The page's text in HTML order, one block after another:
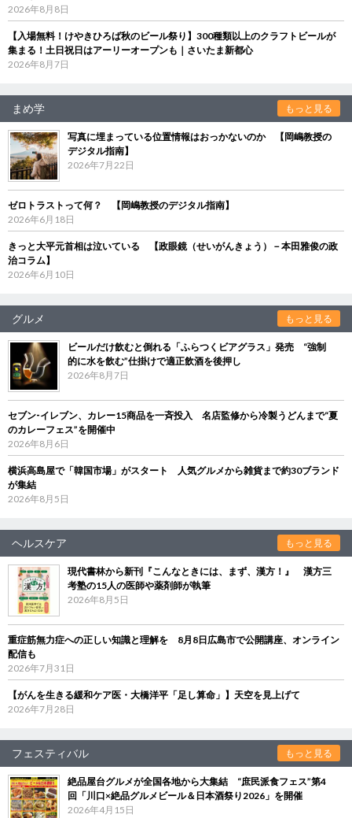
2026年8月8日
【入場無料！けやきひろば秋のビール祭り】300種類以上のクラフトビールが
集まる！土日祝日はアーリーオープンも｜さいたま新都心
2026年8月7日
まめ学 もっと見る
写真に埋まっている位置情報はおっかないのか 【岡嶋教授の
デジタル指南】
2026年7月22日
ゼロトラストって何？ 【岡嶋教授のデジタル指南】
2026年6月18日
きっと大平元首相は泣いている 【政眼鏡（せいがんきょう）－本田雅俊の政
治コラム】
2026年6月10日
グルメ もっと見る
ビールだけ飲むと倒れる「ふらつくビアグラス」発売 “強制
的に水を飲む”仕掛けで適正飲酒を後押し
2026年8月7日
セブン‐イレブン、カレー15商品を一斉投入 名店監修から冷製うどんまで“夏
のカレーフェス”を開催中
2026年8月6日
横浜高島屋で「韓国市場」がスタート 人気グルメから雑貨まで約30ブランド
が集結
2026年8月5日
ヘルスケア もっと見る
現代書林から新刊『こんなときには、まず、漢方！』 漢方三
考塾の15人の医師や薬剤師が執筆
2026年8月5日
重症筋無力症への正しい知識と理解を 8月8日広島市で公開講座、オンライン
配信も
2026年7月31日
【がんを生きる緩和ケア医・大橋洋平「足し算命」】天空を見上げて
2026年7月28日
フェスティバル もっと見る
絶品屋台グルメが全国各地から大集結 “庶民派食フェス”第4
回「川口×絶品グルメビール＆日本酒祭り2026」を開催
2026年4月15日